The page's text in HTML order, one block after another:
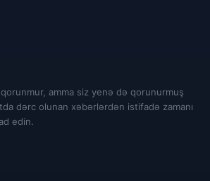
amma siz yenə də qorunurmuş
dərc olunan xəbərlərdən istifadə zamanı
edin.